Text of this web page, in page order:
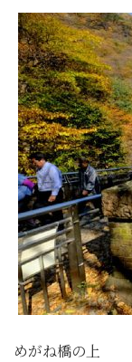
めがね橋の上